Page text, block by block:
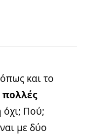
και το
πολλές
Πού;
με δύο